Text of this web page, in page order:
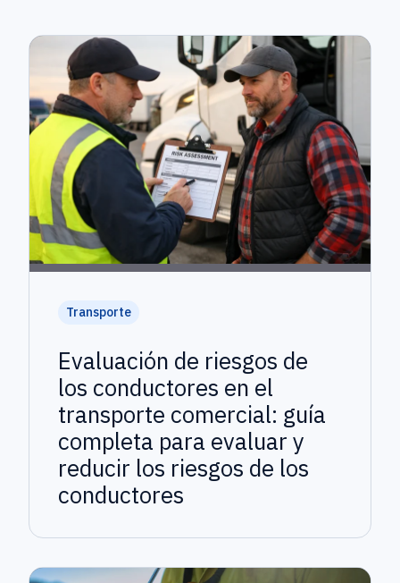
Transporte
Evaluación de riesgos de
los conductores en el
transporte comercial: guía
completa para evaluar y
reducir los riesgos de los
conductores